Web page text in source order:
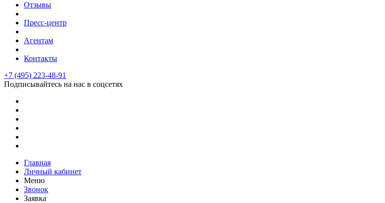
Отзывы
Пресс-центр
Агентам
Контакты
+7 (495) 223-48-91
Подписывайтесь на нас в соцсетях
Главная
Личный кабинет
Меню
Звонок
Заявка